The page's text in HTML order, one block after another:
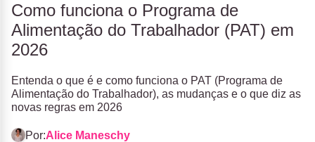
Como funciona o Programa de
Alimentação do Trabalhador (PAT) em
2026
Entenda o que é e como funciona o PAT (Programa de
Alimentação do Trabalhador), as mudanças e o que diz as
novas regras em 2026
Por:Alice Maneschy